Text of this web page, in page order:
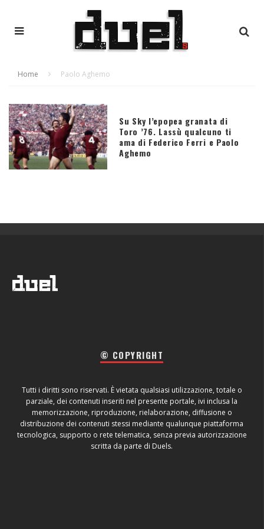
Home Paolo Aghemo
Su Sky l’epopea granata di
Toro ’76. Lassù qualcuno ti
ama di Federico Ferri e Paolo
Aghemo
© COPYRIGHT
Tutti i diritti sono riservati. È vietata qualsiasi utilizzazione, totale o
parziale, dei contenuti inseriti nel presente portale, ivi inclusa la
memorizzazione, riproduzione, rielaborazione, diffusione o
distribuzione dei contenuti stessi mediante qualunque piattaforma
tecnologica, supporto o rete telematica, senza previa autorizzazione
scritta da parte di Duels.